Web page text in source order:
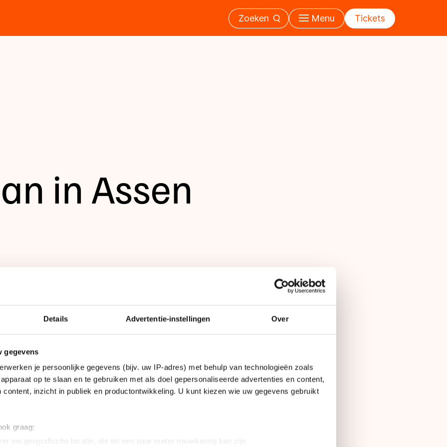
Details Advertentie-instellingen Over
gegevens
je persoonlijke gegevens (bijv. uw IP-adres) met behulp van technologieën zoals
op te slaan en te gebruiken met als doel gepersonaliseerde advertenties en content,
content, inzicht in publiek en productontwikkeling. U kunt kiezen wie uw gegevens gebruikt
graag:
uw geografische locatie, die tot een paar meter nauwkeurig kan zijn
Zoeken Menu Tickets
in Assen
Bonte Wever in Assen, die voorheen
onzeker.
Smit is het zelfs uitgesloten dat de baan blijft bestaan, zo laat hij
weten.
van de problemen is de verouderde installatie. Deze werkt op
stof vrijkomt, kan dat gevaarlijk zijn voor de schaatsers. De kosten om
bedragen volgens Smit zo’n tien tot twintig miljoen euro en dat